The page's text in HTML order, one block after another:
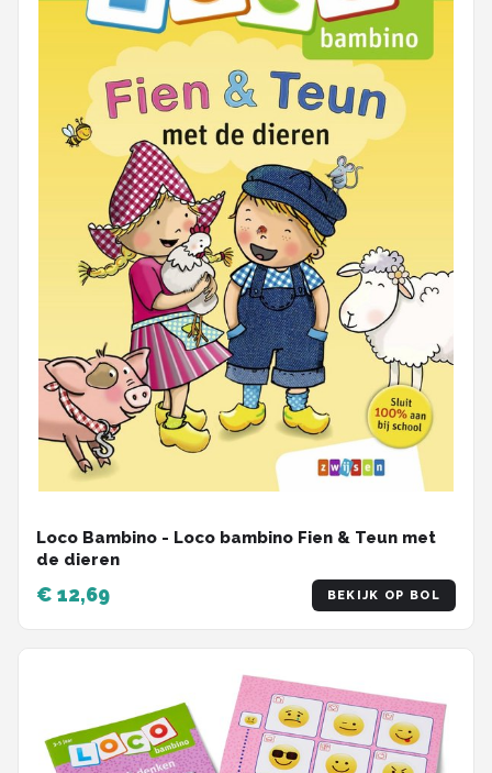
Loco Bambino - Loco bambino Fien & Teun met
de dieren
€ 12,69 BEKIJK OP BOL